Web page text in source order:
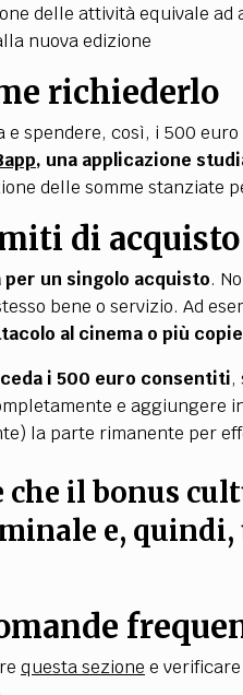
delle attività equivale ad
nuova edizione
richiederlo
spendere, così, i 500 euro
, una applicazione
delle somme stanziate
di acquisto
un singolo acquisto.
bene o servizio. Ad
al cinema o più
i 500 euro consentiti,
e aggiungere
la parte rimanente per
il bonus
e,
questa sezione e